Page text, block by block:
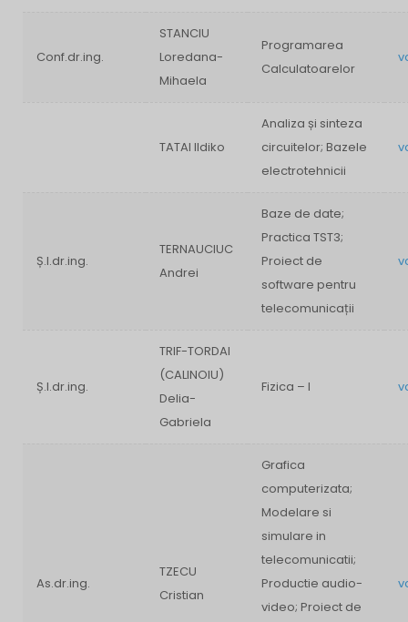
Conf.dr.ing.
STANCIU
Loredana-
Mihaela
Programarea
Calculatoarelor
TATAI Ildiko
Analiza și sinteza
circuitelor; Bazele
electrotehnicii
Ș.l.dr.ing.
TERNAUCIUC
Andrei
Baze de date;
Practica TST3;
Proiect de
software pentru
telecomunicații
Ș.l.dr.ing.
TRIF-TORDAI
(CALINOIU)
Delia-
Gabriela
Fizica – I
As.dr.ing.
TZECU
Cristian
Grafica
computerizata;
Modelare si
simulare in
telecomunicatii;
Productie audio-
video; Proiect de